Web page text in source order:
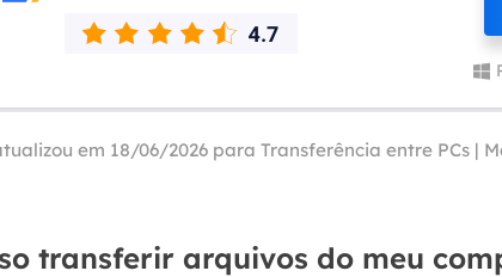
Recuperação de e-mail do Outlook
em 18/06/2026 para Transferência entre PCs |
transferir arquivos do meu